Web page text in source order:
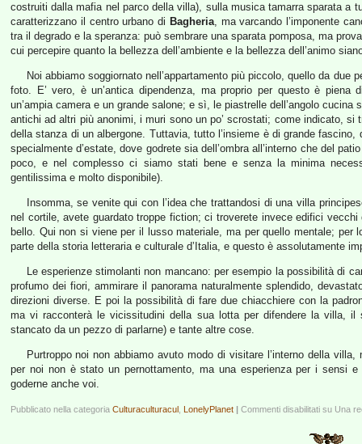
costruiti dalla mafia nel parco della villa), sulla musica tamarra sparata a
caratterizzano il centro urbano di Bagheria, ma varcando l’imponente
tra il degrado e la speranza: può sembrare una sparata pomposa, ma
cui percepire quanto la bellezza dell’ambiente e la bellezza dell’animo
Noi abbiamo soggiornato nell’appartamento più piccolo, quello da due
foto. E’ vero, è un’antica dipendenza, ma proprio per questo è
un’ampia camera e un grande salone; e sì, le piastrelle dell’angolo cucina
antichi ad altri più anonimi, i muri sono un po’ scrostati; come indicato,
della stanza di un albergone. Tuttavia, tutto l’insieme è di grande
specialmente d’estate, dove godrete sia dell’ombra all’interno che del
poco, e nel complesso ci siamo stati bene e senza la minima
gentilissima e molto disponibile).
Insomma, se venite qui con l’idea che trattandosi di una villa
nel cortile, avete guardato troppe fiction; ci troverete invece edifici
bello. Qui non si viene per il lusso materiale, ma per quello mentale;
parte della storia letteraria e culturale d’Italia, e questo è assolutamente
Le esperienze stimolanti non mancano: per esempio la possibilità di
profumo dei fiori, ammirare il panorama naturalmente splendido,
direzioni diverse. E poi la possibilità di fare due chiacchiere con la
ma vi racconterà le vicissitudini della sua lotta per difendere la villa,
stancato da un pezzo di parlarne) e tante altre cose.
Purtroppo noi non abbiamo avuto modo di visitare l’interno della
per noi non è stato un pernottamento, ma una esperienza per i sensi
goderne anche voi.
Pubblicato nella categoria Culturaculturacul LonelyPlanet | Commenti disabilitati su Una